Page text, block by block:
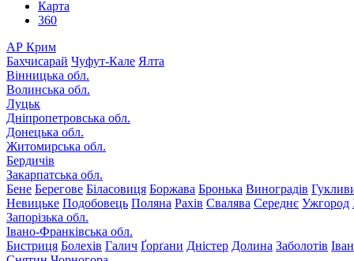
Карта
360
АР Крим
Бахчисарай Чуфут-Кале Ялта
Вінницька обл.
Волинська обл.
Луцьк
Дніпропетровська обл.
Донецька обл.
Житомирська обл.
Бердичів
Закарпатська обл.
Бене Берегове Біласовиця Боржава Бронька Виноградів
Невицьке Подобовець Поляна Рахів Свалява Середнє Ужгород
Запорізька обл.
Івано-Франківська обл.
Бистриця Болехів Галич Ґорґани Дністер Долина Заболотів